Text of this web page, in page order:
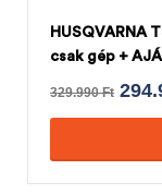
HUSQVARNA
csak gép +
329.990Ft